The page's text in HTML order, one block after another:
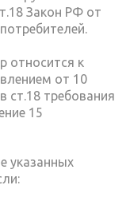
Закон РФ от
относится к
от 10
ст.18 требования
15
указанных